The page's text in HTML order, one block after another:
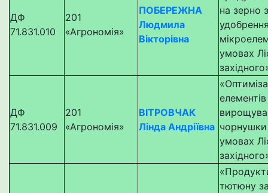
ДФ
71.831.010
201
«Агрономія»
ПОБЕРЕЖНА
Людмила
Вікторівна
на зерно
умовах
ДФ
71.831.009
201
«Агрономія»
ВІТРОВЧАК
Лінда Андріївна
елементів
чорнушки
умовах
тютюну